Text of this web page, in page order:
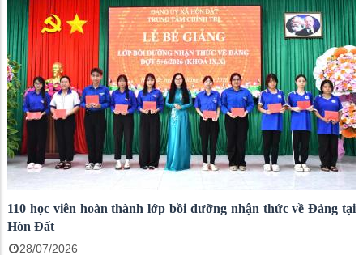
đến các điểm cầu ở các ban, bộ, ngành, cơ quan Trung ương,
các địa phương, cơ quan, đơn vị.
110 học viên hoàn thành lớp bồi dưỡng nhận thức về Đảng tại
Hòn Đất
28/07/2026